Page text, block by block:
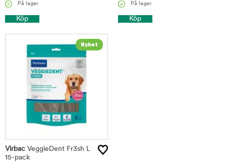
På lager.
Köp
På lager.
Köp
Virbac VeggieDent Fr3sh L
15-pack